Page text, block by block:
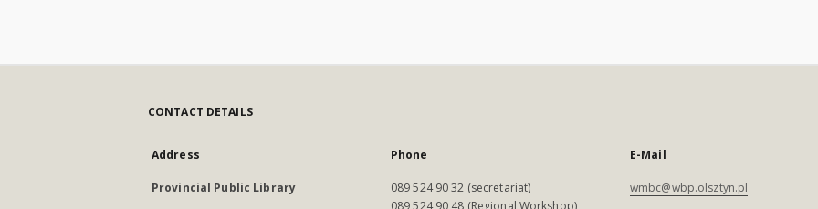
CONTACT DETAILS
Address
Provincial Public Library
Phone
089 524 90 32 (secretariat)
089 524 90 48 (Regional Workshop)
E-Mail
wmbc@wbp.olsztyn.pl